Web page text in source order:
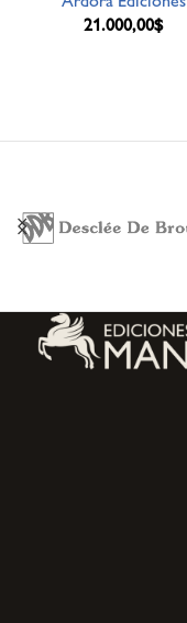
21.000,00$